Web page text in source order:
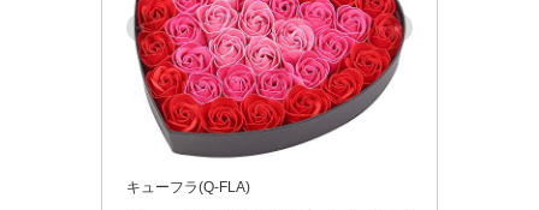
キューフラ(Q-FLA)